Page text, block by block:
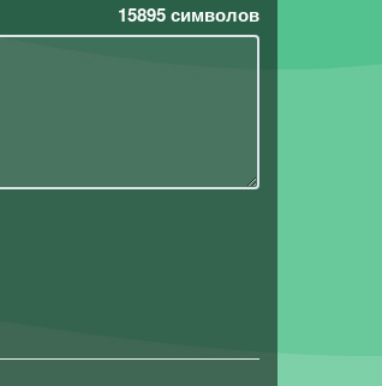
15895символов